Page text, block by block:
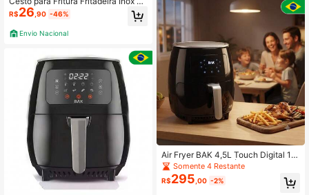
2/26cm Reforçado c/ alça
R$26,90 -46%
Envio Nacional
Air Fryer BAK 4,5L Touch Digital 12
7V Fritadeira Sem Óleo 1000W Pain
el Digital Cozinha Saudável
Somente 4 Restante
R$295 ,00 -2%